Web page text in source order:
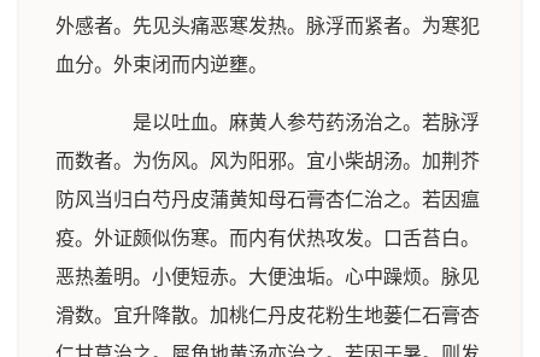
外感者。先见头痛恶寒发热。脉浮而紧者。为寒犯
血分。外束闭而内逆壅。
是以吐血。麻黄人参芍药汤治之。若脉浮
而数者。为伤风。风为阳邪。宜小柴胡汤。加荆芥
防风当归白芍丹皮蒲黄知母石膏杏仁治之。若因瘟
疫。外证颇似伤寒。而内有伏热攻发。口舌苔白。
恶热羞明。小便短赤。大便浊垢。心中躁烦。脉见
滑数。宜升降散。加桃仁丹皮花粉生地蒌仁石膏杏